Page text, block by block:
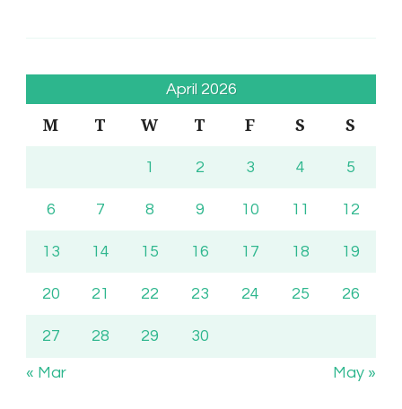
April 2026
M T W T F S S
1 2 3 4 5
6 7 8 9 10 11 12
13 14 15 16 17 18 19
20 21 22 23 24 25 26
27 28 29 30
« Mar May »